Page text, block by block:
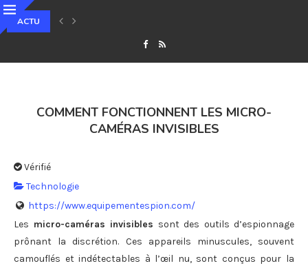
ACTU
POURQUOI VOTRE EMPREINTE NUMÉRIQUE GRANDIT-ELLE CHAQUE
COMMENT FONCTIONNENT LES MICRO-
CAMÉRAS INVISIBLES
Vérifié
Technologie
https://www.equipementespion.com/
Les micro-caméras invisibles sont des outils d’espionnage
prônant la discrétion. Ces appareils minuscules, souvent
camouflés et indétectables à l’œil nu, sont conçus pour la